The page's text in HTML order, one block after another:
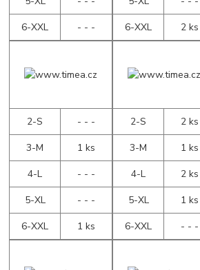
6-XXL
- - -
6-XXL
2 ks
2-S
- - -
3-M
1 ks
4-L
- - -
5-XL
- - -
6-XXL
1 ks
2-S
2 ks
3-M
1 ks
4-L
2 ks
5-XL
1 ks
6-XXL
- - -